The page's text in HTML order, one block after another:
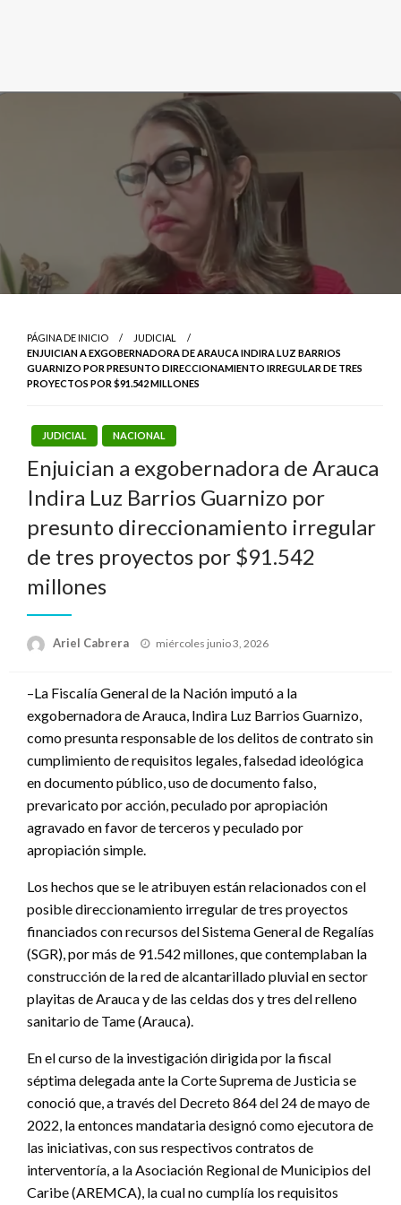
PÁGINA DE INICIO
JUDICIAL
ENJUICIAN A EXGOBERNADORA DE ARAUCA INDIRA LUZ BARRIOS
GUARNIZO POR PRESUNTO DIRECCIONAMIENTO IRREGULAR DE TRES
PROYECTOS POR $91.542 MILLONES
JUDICIAL NACIONAL
Enjuician a exgobernadora de Arauca
Indira Luz Barrios Guarnizo por
presunto direccionamiento irregular
de tres proyectos por $91.542
millones
Ariel Cabrera
Publicado
miércoles junio 3, 2026
–La Fiscalía General de la Nación imputó a la
exgobernadora de Arauca, Indira Luz Barrios Guarnizo,
como presunta responsable de los delitos de contrato sin
cumplimiento de requisitos legales, falsedad ideológica
en documento público, uso de documento falso,
prevaricato por acción, peculado por apropiación
agravado en favor de terceros y peculado por
apropiación simple.
Los hechos que se le atribuyen están relacionados con el
posible direccionamiento irregular de tres proyectos
financiados con recursos del Sistema General de Regalías
(SGR), por más de 91.542 millones, que contemplaban la
construcción de la red de alcantarillado pluvial en sector
playitas de Arauca y de las celdas dos y tres del relleno
sanitario de Tame (Arauca).
En el curso de la investigación dirigida por la fiscal
séptima delegada ante la Corte Suprema de Justicia se
conoció que, a través del Decreto 864 del 24 de mayo de
2022, la entonces mandataria designó como ejecutora de
las iniciativas, con sus respectivos contratos de
interventoría, a la Asociación Regional de Municipios del
Caribe (AREMCA), la cual no cumplía los requisitos